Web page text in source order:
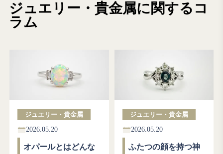
ジュエリー・貴金属に関するコ
ラム
ジュエリー・貴金属
2026.05.20
オパールとはどんな
ジュエリー・貴金属
2026.05.20
ふたつの顔を持つ神